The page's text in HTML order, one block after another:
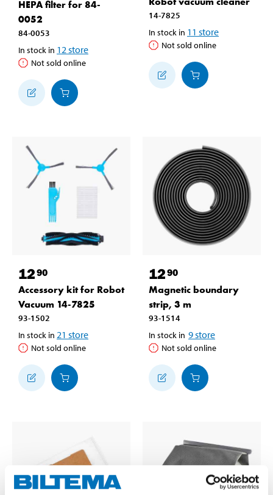
HEPA filter for 84-
0052
84-0053
In stock in 12 store
Not sold online
14-7825
In stock in 11 store
Not sold online
1290
Accessory kit for Robot
Vacuum 14-7825
93-1502
In stock in 21 store
Not sold online
1290
Magnetic boundary
strip, 3 m
93-1514
In stock in 9store
Not sold online